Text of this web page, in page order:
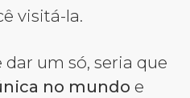
visitá-la.
um só, seria que
no mundo e